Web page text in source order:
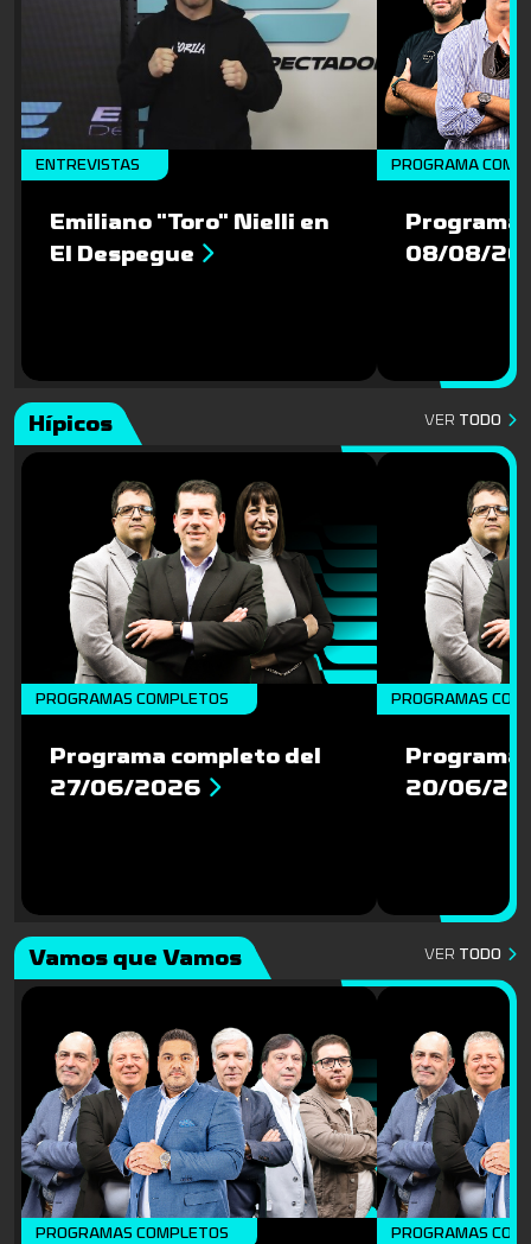
ENTREVISTAS
Emiliano "Toro" Nielli en
El Despegue
PROGRAMA
Programa
08/08/
Hípicos VER TODO
PROGRAMAS COMPLETOS
Programa completo del
27/06/2026
PROGRAMAS
Programa
20/06/
Vamos que Vamos VER TODO
PROGRAMAS COMPLETOS PROGRAMAS